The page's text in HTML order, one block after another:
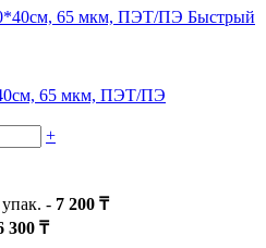
Быстрый
65 мкм, ПЭТ/ПЭ
+
упак. - 7 200 ₸
300 ₸